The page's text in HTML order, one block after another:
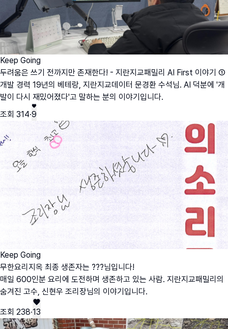
Keep Going
두려움은 쓰기 전까지만 존재한다! - 지란지교패밀리 AI First 이야기 ①
개발 경력 19년의 베테랑, 지란지교데이터 문경환 수석님. AI 덕분에 '개
발이 다시 재밌어졌다'고 말하는 분의 이야기입니다.
조회 314·9
Keep Going
무한요리지옥 최종 생존자는 ???님입니다!
매일 600인분 요리에 도전하며 생존하고 있는 사람. 지란지교패밀리의
숨겨진 고수, 신현우 조리장님의 이야기입니다.
조회 238·13